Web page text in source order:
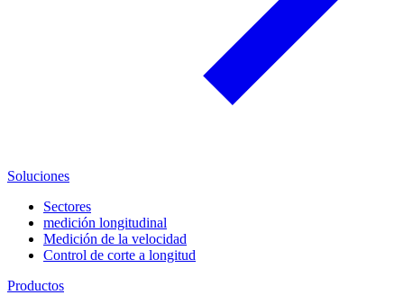
Soluciones
Sectores
medición longitudinal
Medición de la velocidad
Control de corte a longitud
Productos